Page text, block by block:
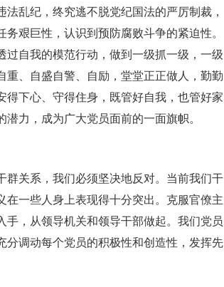
乱纪，终究逃不脱党纪国法的严厉制裁，
艰巨性，认识到预防腐败斗争的紧迫性。
自我的模范行动，做到一级抓一级，一级
、自盛自警、自励，堂堂正正做人，勤勤
下心、守得住身，既管好自我，也管好家
力，成为广大党员面前的一面旗帜。
关系，我们必须坚决地反对。当前我们干
一些人身上表现得十分突出。克服官僚主
手，从领导机关和领导干部做起。我们党员
调动每个党员的积极性和创造性，发挥先